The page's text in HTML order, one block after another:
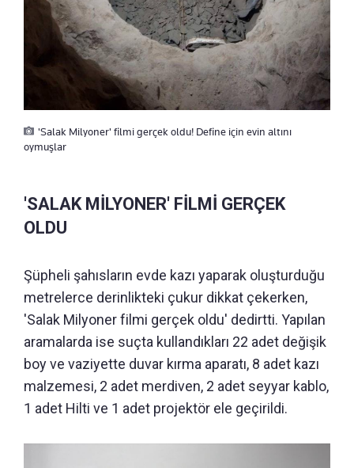
'Salak Milyoner' filmi gerçek oldu! Define için evin altını
oymuşlar
'SALAK MİLYONER' FİLMİ GERÇEK
OLDU
Şüpheli şahısların evde kazı yaparak oluşturduğu
metrelerce derinlikteki çukur dikkat çekerken,
'Salak Milyoner filmi gerçek oldu' dedirtti. Yapılan
aramalarda ise suçta kullandıkları 22 adet değişik
boy ve vaziyette duvar kırma aparatı, 8 adet kazı
malzemesi, 2 adet merdiven, 2 adet seyyar kablo,
1 adet Hilti ve 1 adet projektör ele geçirildi.